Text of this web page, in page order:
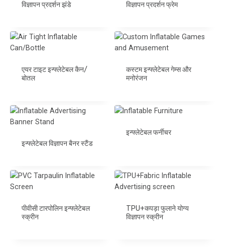
विज्ञापन प्रदर्शन झंडे विज्ञापन प्रदर्शन फ्रेम
एयर टाइट इन्फ्लेटेबल कैन/
बोतल
कस्टम इन्फ्लेटेबल गेम्स और
मनोरंजन
इन्फ्लेटेबल विज्ञापन बैनर स्टैंड
इन्फ्लेटेबल फर्नीचर
पीवीसी टारपोलिन इन्फ्लेटेबल
स्क्रीन
TPU+कपड़ा फुलाने योग्य
विज्ञापन स्क्रीन